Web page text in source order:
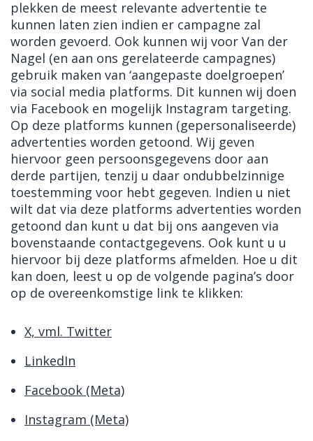
plekken de meest relevante advertentie te
kunnen laten zien indien er campagne zal
worden gevoerd. Ook kunnen wij voor Van der
Nagel (en aan ons gerelateerde campagnes)
gebruik maken van ‘aangepaste doelgroepen’
via social media platforms. Dit kunnen wij doen
via Facebook en mogelijk Instagram targeting.
Op deze platforms kunnen (gepersonaliseerde)
advertenties worden getoond. Wij geven
hiervoor geen persoonsgegevens door aan
derde partijen, tenzij u daar ondubbelzinnige
toestemming voor hebt gegeven. Indien u niet
wilt dat via deze platforms advertenties worden
getoond dan kunt u dat bij ons aangeven via
bovenstaande contactgegevens. Ook kunt u u
hiervoor bij deze platforms afmelden. Hoe u dit
kan doen, leest u op de volgende pagina’s door
op de overeenkomstige link te klikken:
X, vml. Twitter
LinkedIn
Facebook (Meta)
Instagram (Meta)